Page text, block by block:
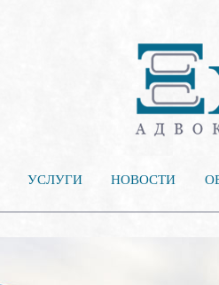
УСЛУГИ НОВОСТИ